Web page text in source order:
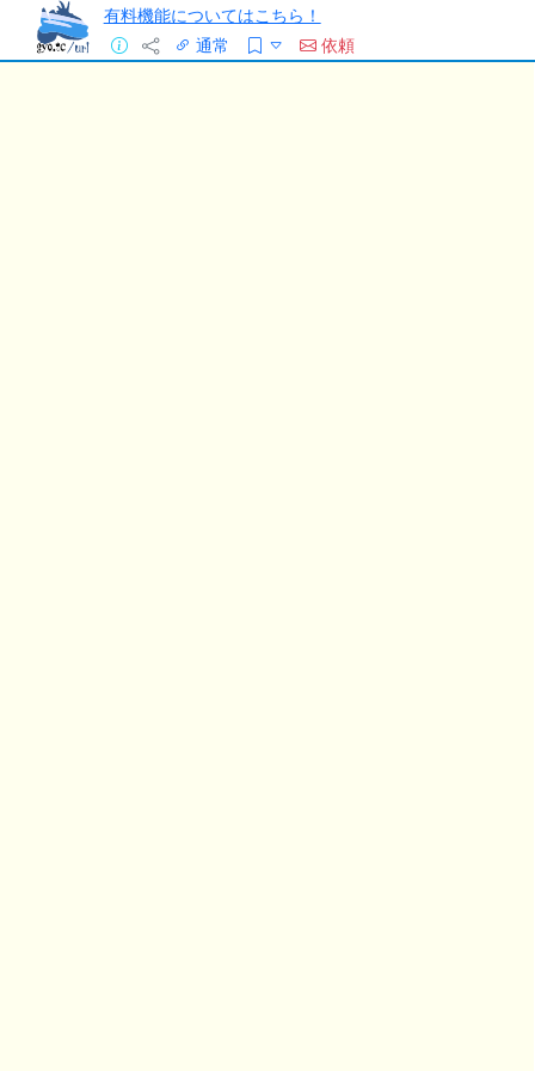
有料機能についてはこちら！
通常
依頼